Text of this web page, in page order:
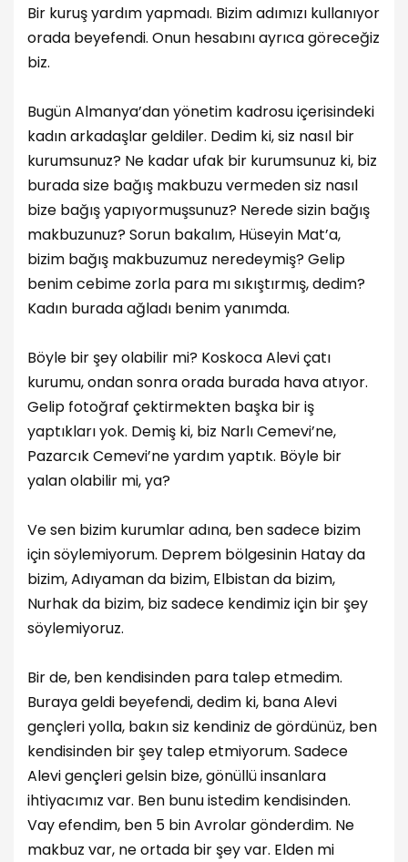
Bir kuruş yardım yapmadı. Bizim adımızı kullanıyor
orada beyefendi. Onun hesabını ayrıca göreceğiz
biz.
Bugün Almanya’dan yönetim kadrosu içerisindeki
kadın arkadaşlar geldiler. Dedim ki, siz nasıl bir
kurumsunuz? Ne kadar ufak bir kurumsunuz ki, biz
burada size bağış makbuzu vermeden siz nasıl
bize bağış yapıyormuşsunuz? Nerede sizin bağış
makbuzunuz? Sorun bakalım, Hüseyin Mat’a,
bizim bağış makbuzumuz neredeymiş? Gelip
benim cebime zorla para mı sıkıştırmış, dedim?
Kadın burada ağladı benim yanımda.
Böyle bir şey olabilir mi? Koskoca Alevi çatı
kurumu, ondan sonra orada burada hava atıyor.
Gelip fotoğraf çektirmekten başka bir iş
yaptıkları yok. Demiş ki, biz Narlı Cemevi’ne,
Pazarcık Cemevi’ne yardım yaptık. Böyle bir
yalan olabilir mi, ya?
Ve sen bizim kurumlar adına, ben sadece bizim
için söylemiyorum. Deprem bölgesinin Hatay da
bizim, Adıyaman da bizim, Elbistan da bizim,
Nurhak da bizim, biz sadece kendimiz için bir şey
söylemiyoruz.
Bir de, ben kendisinden para talep etmedim.
Buraya geldi beyefendi, dedim ki, bana Alevi
gençleri yolla, bakın siz kendiniz de gördünüz, ben
kendisinden bir şey talep etmiyorum. Sadece
Alevi gençleri gelsin bize, gönüllü insanlara
ihtiyacımız var. Ben bunu istedim kendisinden.
Vay efendim, ben 5 bin Avrolar gönderdim. Ne
makbuz var, ne ortada bir şey var. Elden mi